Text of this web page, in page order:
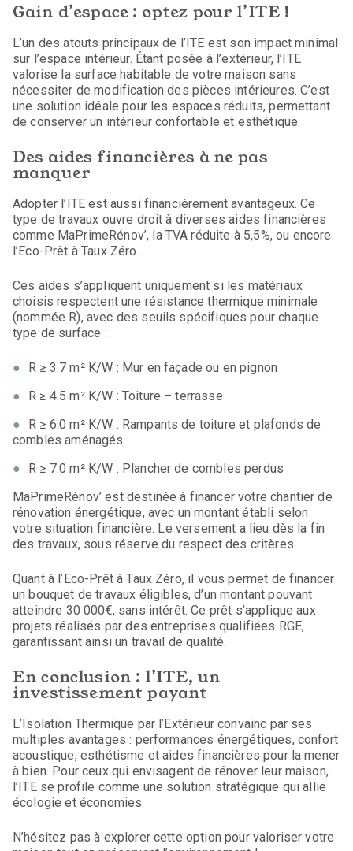
Gain d’espace : optez pour l’ITE !
L’un des atouts principaux de l’ITE est son impact minimal
sur l’espace intérieur. Étant posée à l’extérieur, l’ITE
valorise la surface habitable de votre maison sans
nécessiter de modification des pièces intérieures. C’est
une solution idéale pour les espaces réduits, permettant
de conserver un intérieur confortable et esthétique.
Des aides financières à ne pas
manquer
Adopter l’ITE est aussi financièrement avantageux. Ce
type de travaux ouvre droit à diverses aides financières
comme MaPrimeRénov’, la TVA réduite à 5,5%, ou encore
l’Eco-Prêt à Taux Zéro.
Ces aides s’appliquent uniquement si les matériaux
choisis respectent une résistance thermique minimale
(nommée R), avec des seuils spécifiques pour chaque
type de surface :
R ≥ 3.7 m² K/W : Mur en façade ou en pignon
R ≥ 4.5 m² K/W : Toiture – terrasse
R ≥ 6.0 m² K/W : Rampants de toiture et plafonds de
combles aménagés
R ≥ 7.0 m² K/W : Plancher de combles perdus
MaPrimeRénov’ est destinée à financer votre chantier de
rénovation énergétique, avec un montant établi selon
votre situation financière. Le versement a lieu dès la fin
des travaux, sous réserve du respect des critères.
Quant à l’Eco-Prêt à Taux Zéro, il vous permet de financer
un bouquet de travaux éligibles, d’un montant pouvant
atteindre 30 000€, sans intérêt. Ce prêt s’applique aux
projets réalisés par des entreprises qualifiées RGE,
garantissant ainsi un travail de qualité.
En conclusion : l’ITE, un
investissement payant
L’Isolation Thermique par l’Extérieur convainc par ses
multiples avantages : performances énergétiques, confort
acoustique, esthétisme et aides financières pour la mener
à bien. Pour ceux qui envisagent de rénover leur maison,
l’ITE se profile comme une solution stratégique qui allie
écologie et économies.
N’hésitez pas à explorer cette option pour valoriser votre